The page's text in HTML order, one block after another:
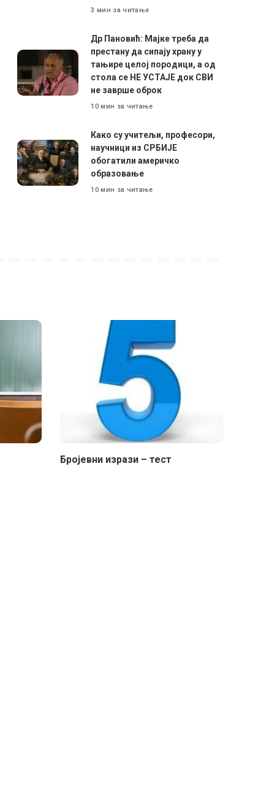
3 мин за читање
Др Пановић: Мајке треба да
престану да сипају храну у
тањире целој породици, а од
стола се НЕ УСТАЈЕ док СВИ
не заврше оброк
10 мин за читање
Како су учитељи, професори,
научници из СРБИЈЕ
обогатили америчко
образовање
10 мин за читање
Бројевни изрази – тест